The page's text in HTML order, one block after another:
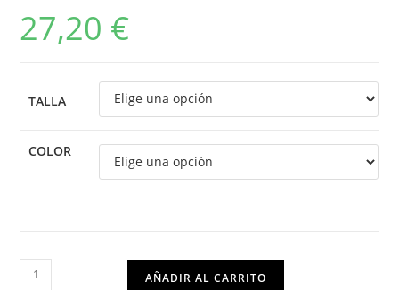
27,20 €
TALLA
COLOR
AÑADIR AL CARRITO